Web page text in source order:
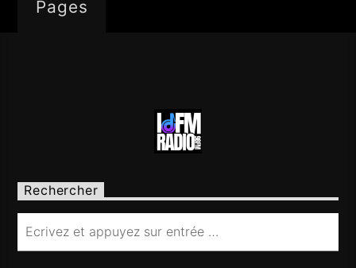
Pages
Rechercher